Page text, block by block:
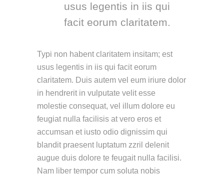
usus legentis in iis qui
facit eorum claritatem.
Typi non habent claritatem insitam; est
usus legentis in iis qui facit eorum
claritatem. Duis autem vel eum iriure dolor
in hendrerit in vulputate velit esse
molestie consequat, vel illum dolore eu
feugiat nulla facilisis at vero eros et
accumsan et iusto odio dignissim qui
blandit praesent luptatum zzril delenit
augue duis dolore te feugait nulla facilisi.
Nam liber tempor cum soluta nobis